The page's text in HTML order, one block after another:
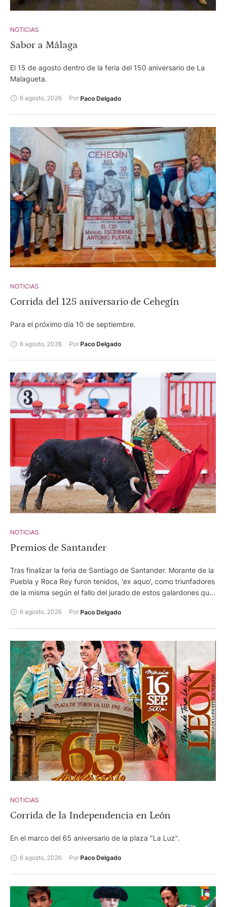
Pallarés y Valldellán para Isaac Fonseca, Cristian Pérez y
NOTICIAS
Sabor a Málaga
El 15 de agosto dentro de la feria del 150 aniversario de La
Malagueta.
6 agosto, 2026 Por Paco Delgado
NOTICIAS
Corrida del 125 aniversario de Cehegín
Para el próximo día 10 de septiembre.
6 agosto, 2026 Por Paco Delgado
NOTICIAS
Premios de Santander
Tras finalizar la feria de Santiago de Santander. Morante de la
Puebla y Roca Rey furon tenidos, 'ex aquo', como triunfadores
de la misma según el fallo del jurado de estos galardones que
6 agosto, 2026 Por Paco Delgado
NOTICIAS
Corrida de la Independencia en León
En el marco del 65 aniversario de la plaza "La Luz".
6 agosto, 2026 Por Paco Delgado